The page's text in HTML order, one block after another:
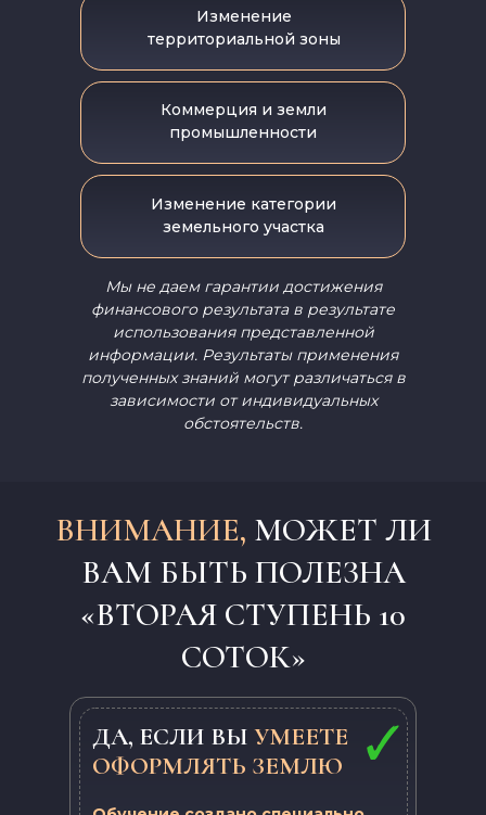
Изменение
территориальной зоны
Изменение категории
земельного участка
Коммерция и земли
промышленности
Мы не даем гарантии достижения
финансового результата в результате
использования представленной
информации. Результаты применения
полученных знаний могут различаться в
зависимости от индивидуальных
обстоятельств.
ВНИМАНИЕ, МОЖЕТ ЛИ
ВАМ БЫТЬ ПОЛЕЗНА
«ВТОРАЯ СТУПЕНЬ 10
СОТОК»
ДА, ЕСЛИ ВЫ УМЕЕТЕ
ОФОРМЛЯТЬ ЗЕМЛЮ